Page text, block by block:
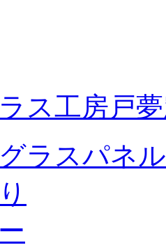
ス工房戸
ラスパネル